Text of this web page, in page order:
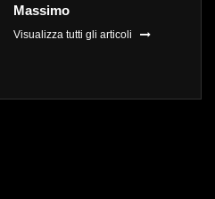
Massimo
Visualizza tutti gli articoli